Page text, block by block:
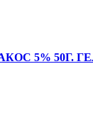
5% 50Г.